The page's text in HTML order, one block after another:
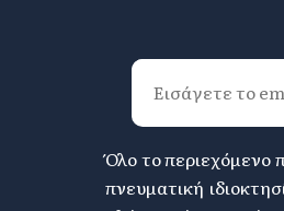
Όλο το περιεχόμενο
πνευματική